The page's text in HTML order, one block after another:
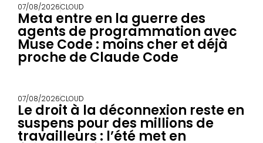
07/08/2026CLOUD
Meta entre en la guerre des
agents de programmation avec
Muse Code : moins cher et déjà
proche de Claude Code
07/08/2026CLOUD
Le droit à la déconnexion reste en
suspens pour des millions de
travailleurs : l’été met en